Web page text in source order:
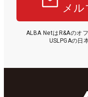
メ
ALBA NetはR&Aのオ
USLPGAの日